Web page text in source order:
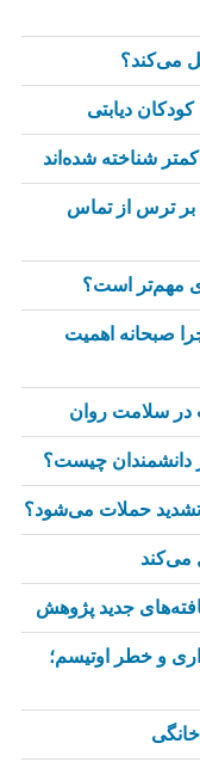
می‌کند؟
دیابتی
بر ترس از تماس
مهم‌تر است؟
صبحانه اهمیت
در سلامت روان
دانشمندان چیست؟
حملات می‌شود؟
می‌کند
جدید پژوهش
و خطر اوتیسم؛